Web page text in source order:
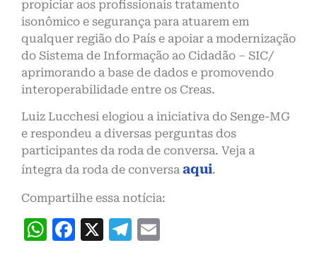
propiciar aos profissionais tratamento
isonômico e segurança para atuarem em
qualquer região do País e apoiar a modernização
do Sistema de Informação ao Cidadão – SIC/
aprimorando a base de dados e promovendo
interoperabilidade entre os Creas.
Luiz Lucchesi elogiou a iniciativa do Senge-MG
e respondeu a diversas perguntas dos
participantes da roda de conversa. Veja a
íntegra da roda de conversa aqui.
Compartilhe essa notícia:
WhatsApp
Facebook
X Telegram